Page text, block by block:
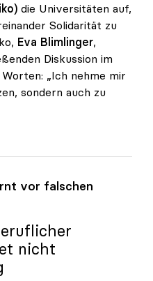
die Universitäten auf,
Solidarität zu
Eva Blimlinger,
Diskussion im
„Ich nehme mir
sondern auch zu
Badelt-Appell
vor falschen
nicht